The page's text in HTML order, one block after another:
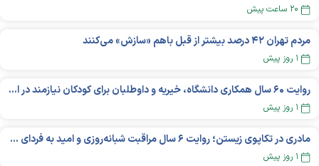
۲۰ ساعت پیش
مردم تهران ۴۲ درصد بیشتر از قبل باهم «سازش» می‌کنند
۱ روز پیش
روایت ۶۰ سال همکاری دانشگاه، خیریه و داوطلبان برای کودکان نیازمند در استرالیا
۱ روز پیش
مادری در تکاپوی زیستن؛ روایت ۶ سال مراقبت شبانه‌روزی و امید به فردای «نورا»
۱ روز پیش